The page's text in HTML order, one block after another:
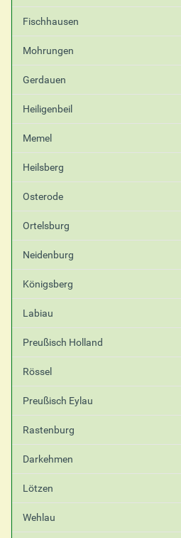
Fischhausen
Mohrungen
Gerdauen
Heiligenbeil
Memel
Heilsberg
Osterode
Ortelsburg
Neidenburg
Königsberg
Labiau
Preußisch Holland
Rössel
Preußisch Eylau
Rastenburg
Darkehmen
Lötzen
Wehlau